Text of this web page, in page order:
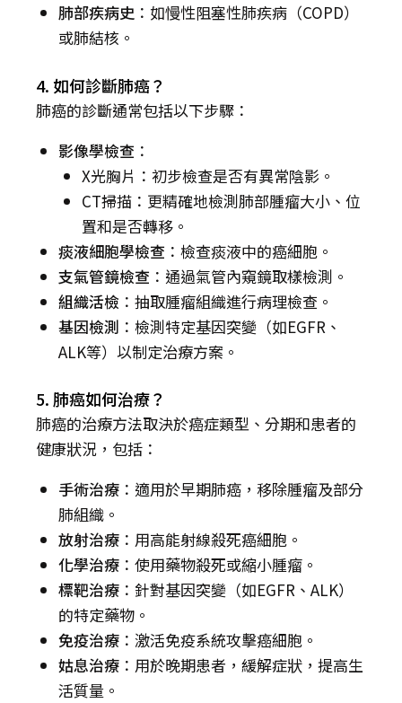
肺部疾病史 ：如慢性阻塞性肺疾病（COPD）
或肺結核。
4. 如何診斷肺癌？
肺癌的診斷通常包括以下步驟：
影像學檢查 ：
X光胸片：初步檢查是否有異常陰影。
CT掃描：更精確地檢測肺部腫瘤大小、位
置和是否轉移。
痰液細胞學檢查 ：檢查痰液中的癌細胞。
支氣管鏡檢查 ：通過氣管內窺鏡取樣檢測。
組織活檢 ：抽取腫瘤組織進行病理檢查。
基因檢測 ：檢測特定基因突變（如EGFR、
ALK等）以制定治療方案。
5. 肺癌如何治療？
肺癌的治療方法取決於癌症類型、分期和患者的
健康狀況，包括：
手術治療 ：適用於早期肺癌，移除腫瘤及部分
肺組織。
放射治療 ：用高能射線殺死癌細胞。
化學治療 ：使用藥物殺死或縮小腫瘤。
標靶治療 ：針對基因突變（如EGFR、ALK）
的特定藥物。
免疫治療 ：激活免疫系統攻擊癌細胞。
姑息治療 ：用於晚期患者，緩解症狀，提高生
活質量。